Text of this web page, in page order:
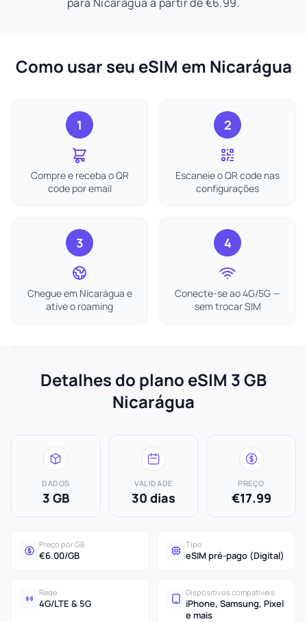
Como usar seu eSIM em Nicarágua
1
Compre e receba o QR
code por email
2
Escaneie o QR code nas
configurações
3
Chegue em Nicarágua e
ative o roaming
4
Conecte-se ao 4G/5G —
sem trocar SIM
Detalhes do plano eSIM 3 GB
Nicarágua
DADOS
3 GB
VALIDADE
30 dias
PREÇO
€17.99
Preço por GB
€6.00/GB
Tipo
eSIM pré-pago (Digital)
Rede
4G/LTE & 5G
Dispositivos compatíveis
iPhone, Samsung, Pixel
e mais